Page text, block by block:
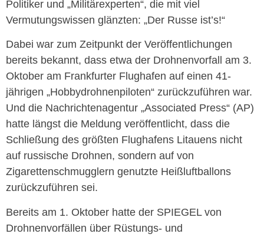
Politiker und „Militärexperten“, die mit viel
Vermutungswissen glänzten: „Der Russe ist’s!“
Dabei war zum Zeitpunkt der Veröffentlichungen
bereits bekannt, dass etwa der Drohnenvorfall am 3.
Oktober am Frankfurter Flughafen auf einen 41-
jährigen „Hobbydrohnenpiloten“ zurückzuführen war.
Und die Nachrichtenagentur „Associated Press“ (AP)
hatte längst die Meldung veröffentlicht, dass die
Schließung des größten Flughafens Litauens nicht
auf russische Drohnen, sondern auf von
Zigarettenschmugglern genutzte Heißluftballons
zurückzuführen sei.
Bereits am 1. Oktober hatte der SPIEGEL von
Drohnenvorfällen über Rüstungs- und